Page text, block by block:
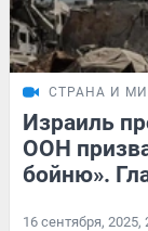
СТРАНА И
Израиль
ООН
бойню».
16 сентября, 2025,